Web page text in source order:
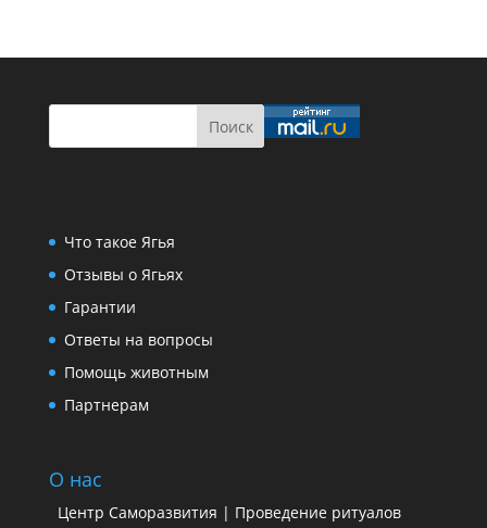
Что такое Ягья
Отзывы о Ягьях
Гарантии
Ответы на вопросы
Помощь животным
Партнерам
О нас
Центр Саморазвития | Проведение ритуалов